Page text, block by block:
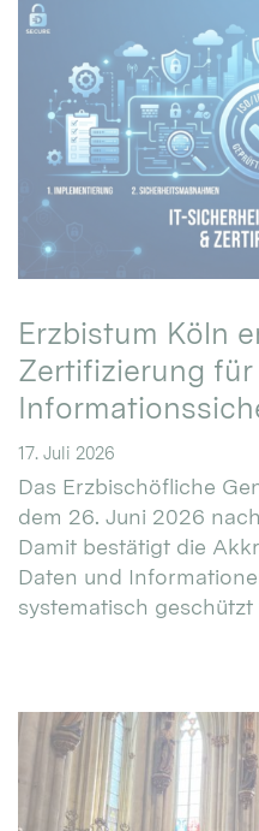
Erzbistum Köln
Zertifizierung für
17. Juli 2026
Das Erzbischöfliche
dem 26. Juni 2026
Damit bestätigt die
Daten und
systematisch geschützt